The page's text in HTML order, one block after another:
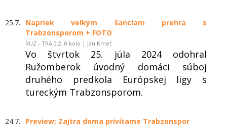
25.7.
Napriek veľkým šanciam prehra s
Trabzonsporom + FOTO
RUZ - TRA 0:2, 0.kolo | Ján Kmeť
Vo štvrtok 25. júla 2024 odohral
Ružomberok úvodný domáci súboj
druhého predkola Európskej ligy s
tureckým Trabzonsporom.
24.7. Preview: Zajtra doma privítame Trabzonspor